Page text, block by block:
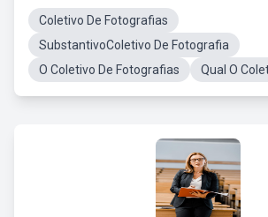
Coletivo De Fotografias
SubstantivoColetivo De Fotografia
O Coletivo De Fotografias
Qual O